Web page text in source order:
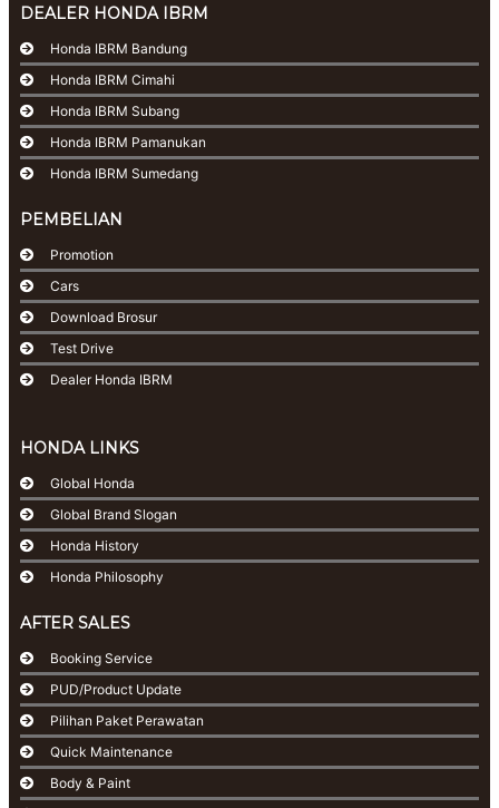
DEALER HONDA IBRM
Honda IBRM Bandung
Honda IBRM Cimahi
Honda IBRM Subang
Honda IBRM Pamanukan
Honda IBRM Sumedang
PEMBELIAN
Promotion
Cars
Download Brosur
Test Drive
Dealer Honda IBRM
HONDA LINKS
Global Honda
Global Brand Slogan
Honda History
Honda Philosophy
AFTER SALES
Booking Service
PUD/Product Update
Pilihan Paket Perawatan
Quick Maintenance
Body & Paint